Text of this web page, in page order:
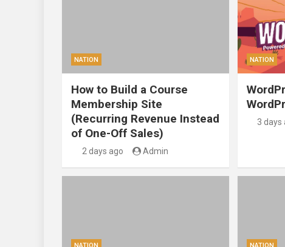
NATION
How to Build a Course
Membership Site
(Recurring Revenue Instead
of One-Off Sales)
2 days ago Admin
NATION
3 days